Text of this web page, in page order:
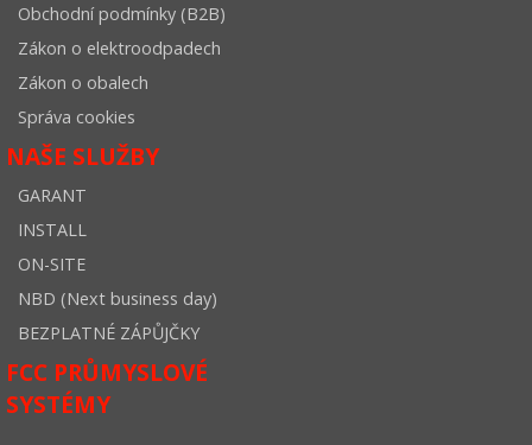
Obchodní podmínky (B2B)
Zákon o elektroodpadech
Zákon o obalech
Správa cookies
NAŠE SLUŽBY
GARANT
INSTALL
ON-SITE
NBD (Next business day)
BEZPLATNÉ ZÁPŮJČKY
FCC PRŮMYSLOVÉ
SYSTÉMY